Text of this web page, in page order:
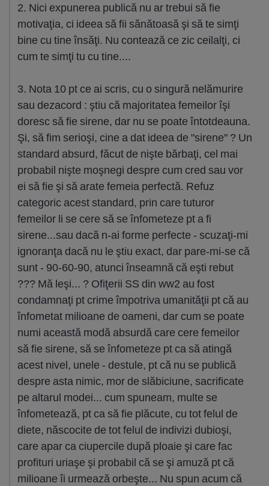
2. Nici expunerea publică nu ar trebui să fie
motivaţia, ci ideea să fii sănătoasă şi să te simţi
bine cu tine însăţi. Nu contează ce zic ceilalţi, ci
cum te simţi tu cu tine....
3. Nota 10 pt ce ai scris, cu o singură nelămurire
sau dezacord : ştiu că majoritatea femeilor îşi
doresc să fie sirene, dar nu se poate întotdeauna.
Şi, să fim serioşi, cine a dat ideea de "sirene" ? Un
standard absurd, făcut de nişte bărbaţi, cel mai
probabil nişte moşnegi despre cum cred sau vor
ei să fie şi să arate femeia perfectă. Refuz
categoric acest standard, prin care tuturor
femeilor li se cere să se înfometeze pt a fi
sirene...sau dacă n-ai forme perfecte - scuzaţi-mi
ignoranţa dacă nu le ştiu exact, dar pare-mi-se că
sunt - 90-60-90, atunci înseamnă că eşti rebut
??? Mă leşi... ? Ofiţerii SS din ww2 au fost
condamnaţi pt crime împotriva umanităţii pt că au
înfometat milioane de oameni, dar cum se poate
numi această modă absurdă care cere femeilor
să fie sirene, să se înfometeze pt ca să atingă
acest nivel, unele - destule, pt că nu se publică
despre asta nimic, mor de slăbiciune, sacrificate
pe altarul modei... cum spuneam, multe se
înfometează, pt ca să fie plăcute, cu tot felul de
diete, născocite de tot felul de indivizi dubioşi,
care apar ca ciupercile după ploaie şi care fac
profituri uriaşe şi probabil că se şi amuză pt că
milioane îi urmează orbeşte... Nu spun acum că